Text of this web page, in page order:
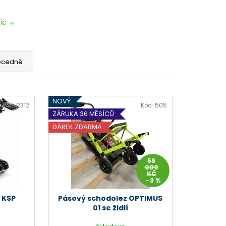
Kód:2312
NOVÝ
ZÁRUKA 36 MĚSÍCŮ
DÁREK ZDARMA
59
000
KČ
–3 %
Pásový schodolez OPTIMUS
01 se židlí
Kód: 505